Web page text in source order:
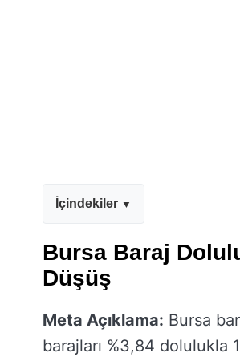
İçindekiler
Bursa Baraj
Düşüş
Meta Açıklama: Bursa
barajları %3,84 dolulukla